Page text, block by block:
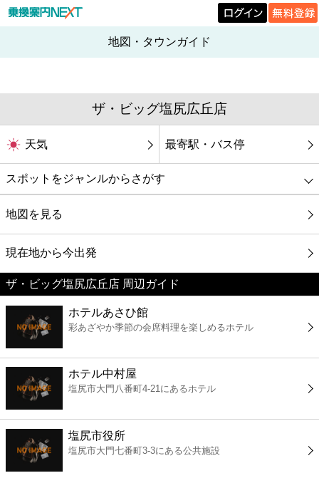
地図・タウンガイド
ザ・ビッグ塩尻広丘店
天気 最寄駅・バス停
スポットをジャンルからさがす
グルメ
映画
美容
コンビニ
薬局
スーパー
エンタメ
地図を見る
現在地から今出発
ザ・ビッグ塩尻広丘店 周辺ガイド
ホテルあさひ館
彩あざやか季節の会席料理を楽しめるホテル
ホテル中村屋
塩尻市大門八番町4-21にあるホテル
塩尻市役所
塩尻市大門七番町3-3にある公共施設